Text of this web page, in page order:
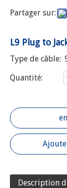
Partager sur:
L9 Plug to
Type de câble:
Quantité:
Description